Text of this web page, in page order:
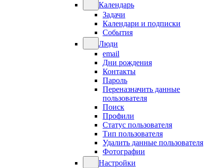
Календарь
Задачи
Календари и подписки
События
Люди
email
Дни рождения
Контакты
Пароль
Переназначить данные
пользователя
Поиск
Профили
Статус пользователя
Тип пользователя
Удалить данные пользователя
Фотографии
Настройки